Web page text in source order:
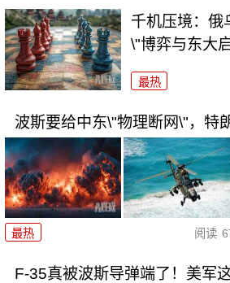
千机压境：俄
\"博弈与东大
最热
波斯要给中东\"物理断网\"，特
最热 阅读
F-35真被波斯导弹端了！美军